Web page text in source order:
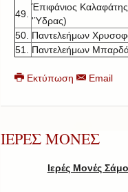
49.
Έπιφάνιος
'Ύδρας)
50. Παντελεήμων
51.
Παντελεήμων
Εκτύπωση Email
ΙΕΡΕΣ ΜΟΝΕΣ
Ιερές Μονές